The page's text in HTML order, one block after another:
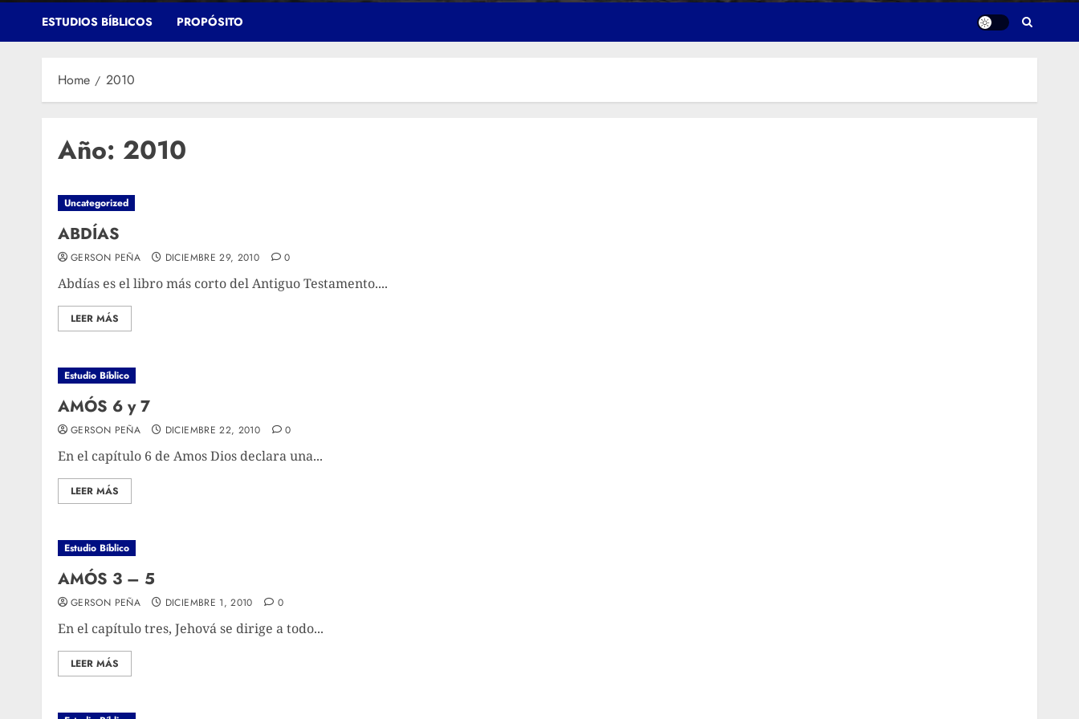
ESTUDIOS BÍBLICOS PROPÓSITO
Home 2010
Año: 2010
Uncategorized
ABDÍAS
GERSON PEÑA DICIEMBRE 29, 2010 0
Abdías es el libro más corto del Antiguo Testamento....
LEER MÁS
Estudio Bíblico
AMÓS 6 y 7
GERSON PEÑA DICIEMBRE 22, 2010 0
En el capítulo 6 de Amos Dios declara una...
LEER MÁS
Estudio Bíblico
AMÓS 3 – 5
GERSON PEÑA DICIEMBRE 1, 2010 0
En el capítulo tres, Jehová se dirige a todo...
LEER MÁS